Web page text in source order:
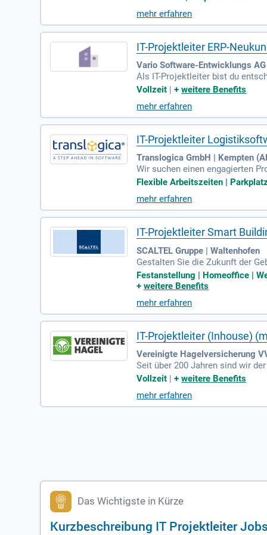
dung mit historischen Preisen
basiert und bietet mehr als nur
n Werkzeug für die Industrie.
mehr erfahren
IT-Projektleiter ERP-
Vario Software-Entwicklungs
Als IT-Projektleiter bist du
während du Zeit, Budget,
nterstützung bei der fachlichen
ten intensiv in die Praxis
Vollzeit |+weitere Benefits
mehr erfahren
IT-Projektleiter
Translogica GmbH | Kempten
Wir suchen einen engagierten
enverantwortliche Projektleitung
Du bringst ausgezeichnete IT-
nde Herausforderung in einem
Flexible Arbeitszeiten |
mehr erfahren
IT-Projektleiter Smart
SCALTEL Gruppe | Waltenhofen
Gestalten Sie die Zukunft der
zungs- und
annende Aufgaben
gezielte Schulungen. Bewerben
Festanstellung | Homeoffice |
+weitere Benefits
mehr erfahren
IT-Projektleiter (Inhouse)
Vereinigte Hagelversicherung
Seit über 200 Jahren sind wir
tragsverlusten durch
wir einen IT-Projektleiter
Vollzeit |+weitere Benefits
mehr erfahren
Das Wichtigste in Kürze
Kurzbeschreibung IT Projektleiter Jobs